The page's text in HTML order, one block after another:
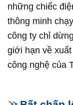
những chiếc
thông minh
công ty chỉ
giới hạn về
công nghệ của